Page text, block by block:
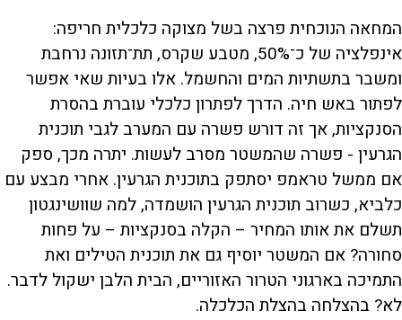
המחאה הנוכחית פרצה בשל מצוקה כלכלית חריפה:
אינפלציה של כ־50%, מטבע שקרס, תת־תזונה נרחבת
ומשבר בתשתיות המים והחשמל. אלו בעיות שאי אפשר
לפתור באש חיה. הדרך לפתרון כלכלי עוברת בהסרת
הסנקציות, אך זה דורש פשרה עם המערב לגבי תוכנית
הגרעין - פשרה שהמשטר מסרב לעשות. יתרה מכך, ספק
אם ממשל טראמפ יסתפק בתוכנית הגרעין. אחרי מבצע עם
כלביא, כשרוב תוכנית הגרעין הושמדה, למה שוושינגטון
תשלם את אותו המחיר – הקלה בסנקציות – על פחות
סחורה? אם המשטר יוסיף גם את תוכנית הטילים ואת
התמיכה בארגוני הטרור האזוריים, הבית הלבן ישקול לדבר.
לא? בהצלחה בהצלת הכלכלה.